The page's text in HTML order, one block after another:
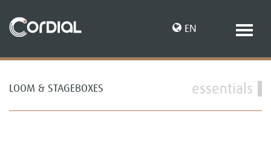
EN
LOOM & STAGEBOXES essentials